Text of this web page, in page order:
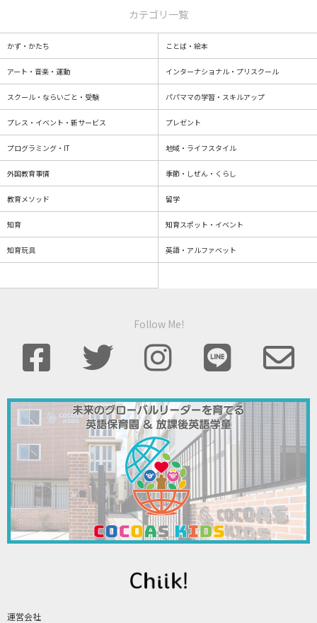
運営会社
カテゴリ一覧
かず・かたち ことば・絵本
アート・音楽・運動 インターナショナル・プリスクール
スクール・ならいごと・受験 パパママの学習・スキルアップ
プレス・イベント・新サービス プレゼント
プログラミング・IT 地域・ライフスタイル
外国教育事情 季節・しぜん・くらし
教育メソッド 留学
知育 知育スポット・イベント
知育玩具 英語・アルファベット
Follow Me!